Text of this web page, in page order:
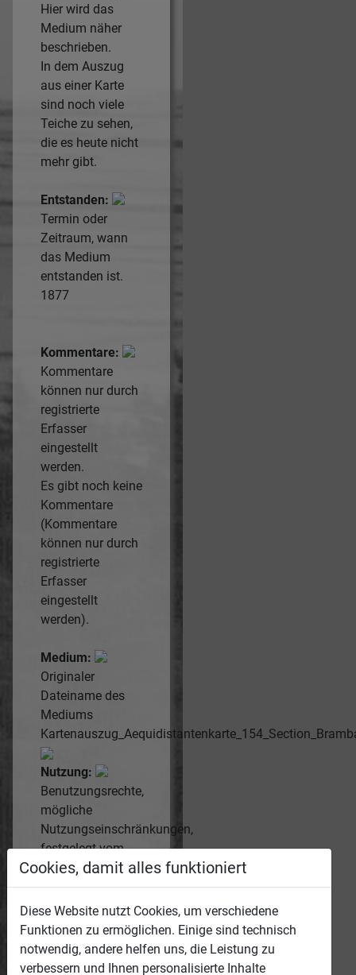
Hier wird das
Medium näher
beschrieben.
In dem Auszug
aus einer Karte
sind noch viele
Teiche zu sehen,
die es heute nicht
mehr gibt.
Entstanden:
Termin oder
Zeitraum, wann
das Medium
entstanden ist.
1877
Kommentare:
Kommentare
können nur durch
registrierte
Erfasser
eingestellt
werden.
Es gibt noch keine
Kommentare
(Kommentare
können nur durch
registrierte
Erfasser
eingestellt
werden).
Medium:
Originaler
Dateiname des
Mediums
Nutzung:
Benutzungsrechte,
mögliche
Nutzungseinschränkungen,
festgelegt vom
Eigentümer,
Uploader...
CC-BY-
SANamensnennung,
Weitergabe zu
gleichen
Cookies, damit alles funktioniert
Diese Website nutzt Cookies, um verschiedene
Funktionen zu ermöglichen. Einige sind technisch
notwendig, andere helfen uns, die Leistung zu
verbessern und Ihnen personalisierte Inhalte